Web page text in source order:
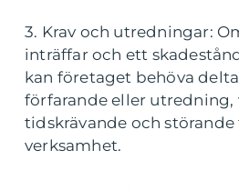
3. Krav och utredningar:
inträffar och ett
kan företaget behöva
förfarande eller utredning,
tidskrävande och
verksamhet.